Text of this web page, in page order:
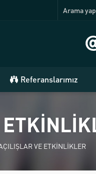
Referanslarımız
VE ETKİNLİKLER